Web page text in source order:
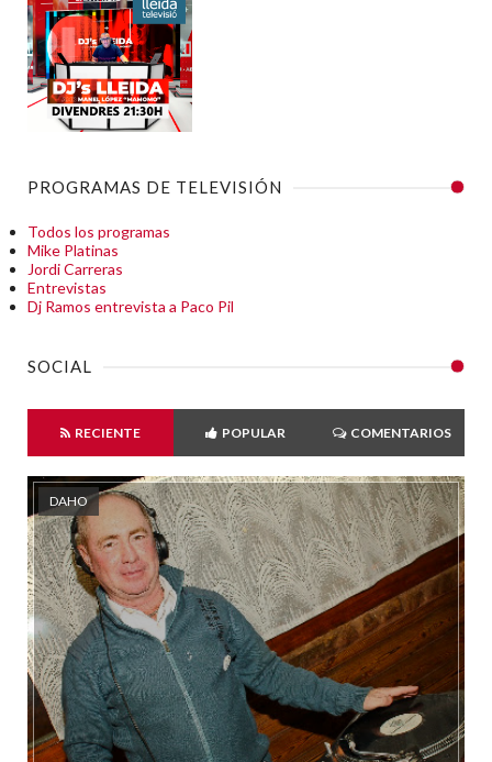
PROGRAMAS DE TELEVISIÓN
Todos los programas
Mike Platinas
Jordi Carreras
Entrevistas
Dj Ramos entrevista a Paco Pil
SOCIAL
RECIENTE POPULAR COMENTARIOS
DAHO